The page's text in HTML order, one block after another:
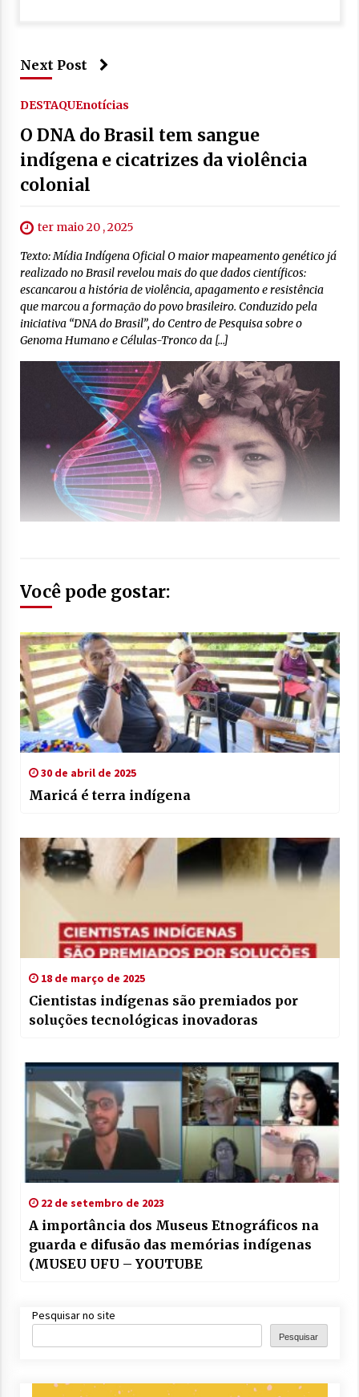
Next Post
DESTAQUEnotícias
O DNA do Brasil tem sangue
indígena e cicatrizes da violência
colonial
ter maio 20 , 2025
Texto: Mídia Indígena Oficial O maior mapeamento genético já
realizado no Brasil revelou mais do que dados científicos:
escancarou a história de violência, apagamento e resistência
que marcou a formação do povo brasileiro. Conduzido pela
iniciativa “DNA do Brasil”, do Centro de Pesquisa sobre o
Genoma Humano e Células-Tronco da […]
Você pode gostar:
30 de abril de 2025
Maricá é terra indígena
18 de março de 2025
Cientistas indígenas são premiados por
soluções tecnológicas inovadoras
22 de setembro de 2023
A importância dos Museus Etnográficos na
guarda e difusão das memórias indígenas
(MUSEU UFU – YOUTUBE
Pesquisar no site
Pesquisar